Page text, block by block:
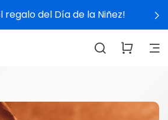
regalo del Día de la Niñez!